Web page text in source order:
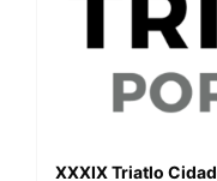
XXXIX Triatlo